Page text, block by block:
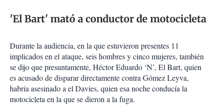
'El Bart' mató a conductor de motocicleta
Durante la audiencia, en la que estuvieron presentes 11
implicados en el ataque, seis hombres y cinco mujeres, también
se dijo que presuntamente, Héctor Eduardo ‘N’, El Bart, quien
es acusado de disparar directamente contra Gómez Leyva,
habría asesinado a el Davies, quien esa noche conducía la
motocicleta en la que se dieron a la fuga.